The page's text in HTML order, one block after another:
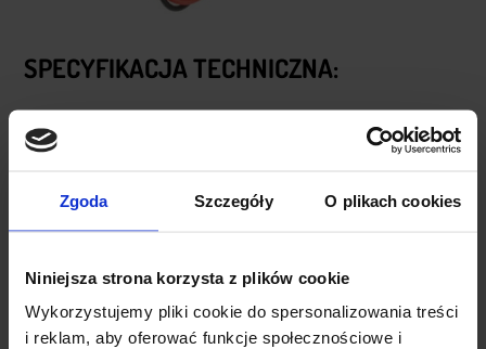
Zgoda Szczegóły O plikach cookies
Niniejsza strona korzysta z plików cookie
Wykorzystujemy pliki cookie do spersonalizowania treści
i reklam, aby oferować funkcje społecznościowe i
SPECYFIKACJA TECHNICZNA:
Przewód ze złączami + gniazdo do
wlutowania na PCB
Ilość pinów:
Raster złącza:
2,54 mm ± 0,05